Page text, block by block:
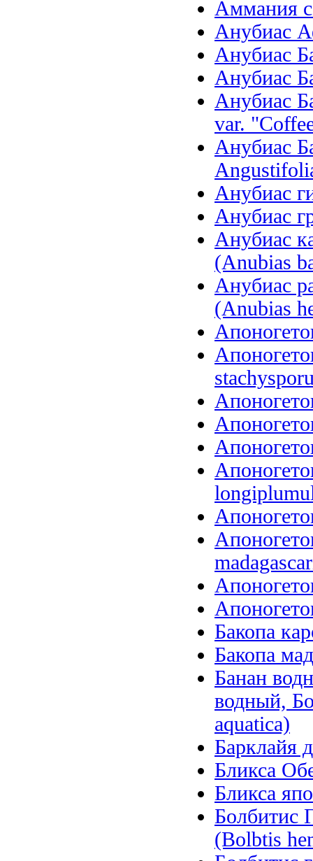
Аммания
Анубиас
Анубиас
Анубиас
Анубиас
var.
Анубиас
Анубиас
Анубиас
Анубиас
(Anubias
Анубиас
(Anubias
Бакопа
Бакопа
Банан
водный,
aquatica)
Барклайя
Бликса
Бликса
Болбитис
(Bolbtis